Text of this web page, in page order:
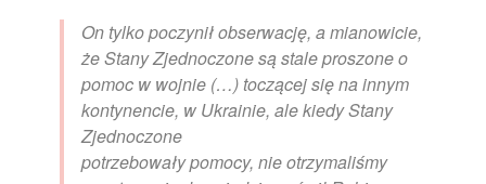
On tylko poczynił obserwację, a mianowicie,
że Stany Zjednoczone są stale proszone o
pomoc w wojnie (…) toczącej się na innym
kontynencie, w Ukrainie, ale kiedy Stany
Zjednoczone
potrzebowały pomocy, nie otrzymaliśmy